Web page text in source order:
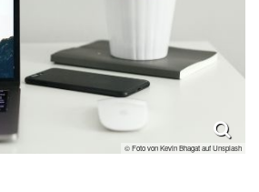
© Foto von Kevin Bhagat auf Unsplash